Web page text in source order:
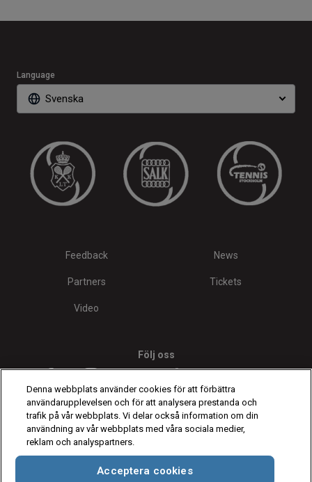
Language
Svenska
Feedback News
Partners Tickets
Video
Följ oss
Spelarna som visas är endast för illustrativa syften. Kvalificering och
deltagande enligt ATP:s regler. Spelare kan dra sig ur på grund av
skada, sjukdom eller andra skäl. Fotografier med tillstånd från Getty
Denna webbplats använder cookies för att förbättra
användarupplevelsen och för att analysera prestanda och
trafik på vår webbplats. Vi delar också information om din
användning av vår webbplats med våra sociala medier,
reklam och analyspartners.
Acceptera cookies